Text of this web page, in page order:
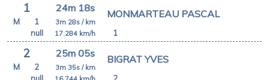
1 24m 18s
1
MONMARTEAU PASCAL
3m 28s / km
17.284 km/h
M
1
null
2 25m 05s BIGRAT YVES
3m 35s / km
M
2